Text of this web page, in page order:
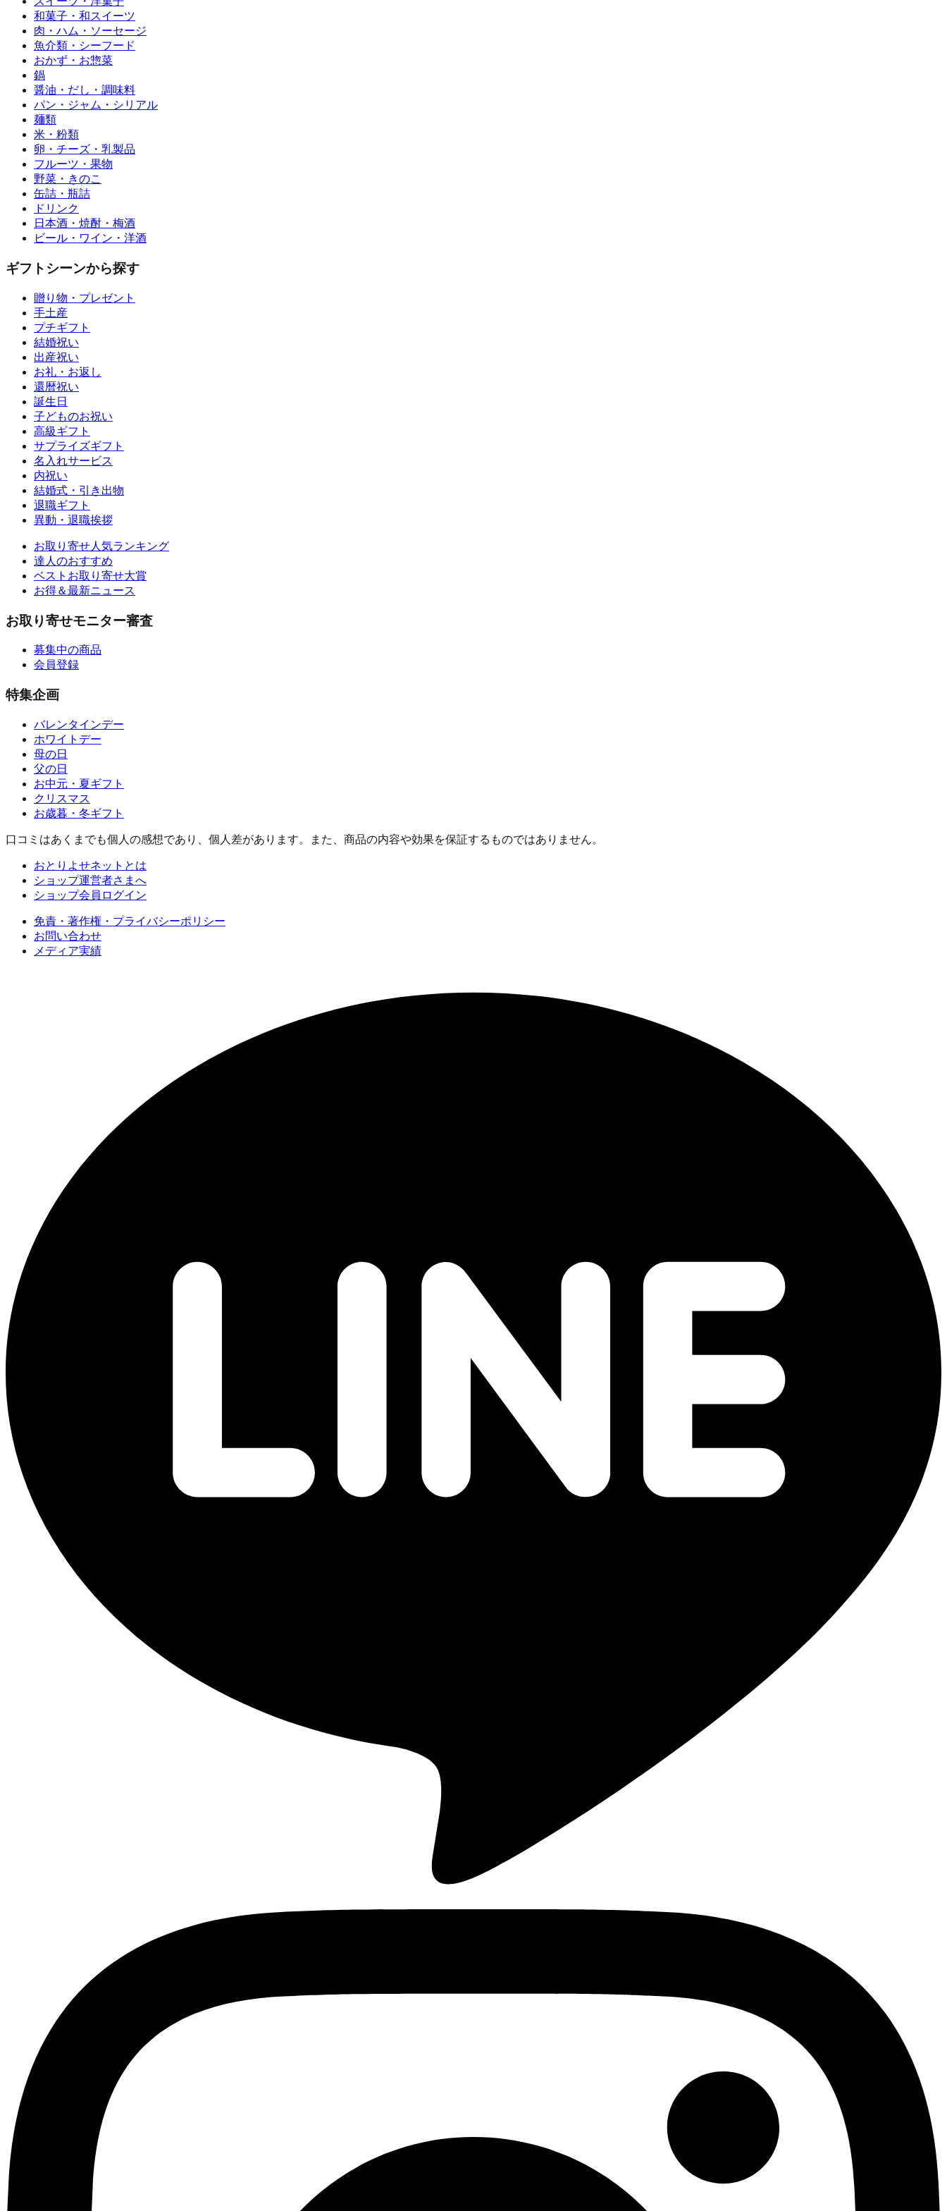
和菓子・和スイーツ
肉・ハム・ソーセージ
魚介類・シーフード
おかず・お惣菜
鍋
醤油・だし・調味料
パン・ジャム・シリアル
麺類
米・粉類
卵・チーズ・乳製品
フルーツ・果物
野菜・きのこ
缶詰・瓶詰
ドリンク
日本酒・焼酎・梅酒
ビール・ワイン・洋酒
ギフトシーンから探す
贈り物・プレゼント
手土産
プチギフト
結婚祝い
出産祝い
お礼・お返し
還暦祝い
誕生日
子どものお祝い
高級ギフト
サプライズギフト
名入れサービス
内祝い
結婚式・引き出物
退職ギフト
異動・退職挨拶
お取り寄せ人気ランキング
達人のおすすめ
ベストお取り寄せ大賞
お得＆最新ニュース
お取り寄せモニター審査
募集中の商品
会員登録
特集企画
バレンタインデー
ホワイトデー
母の日
父の日
お中元・夏ギフト
クリスマス
お歳暮・冬ギフト
口コミはあくまでも個人の感想であり、個人差があります。また、商品の内容や効果を保証するものではありません。
おとりよせネットとは
ショップ運営者さまへ
ショップ会員ログイン
免責・著作権・プライバシーポリシー
お問い合わせ
メディア実績